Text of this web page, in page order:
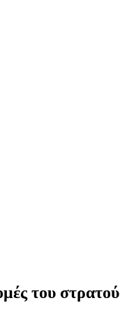
του στρατού